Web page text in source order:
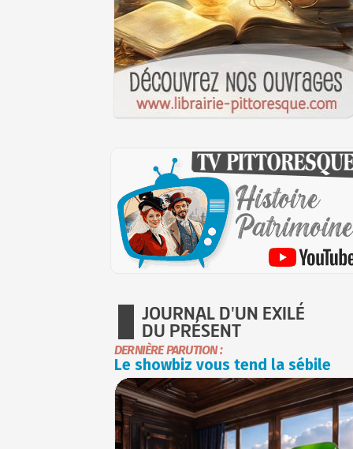
JOURNAL D'UN EXILÉ
DU PRÉSENT
DERNIÈRE PARUTION :
Le showbiz vous tend la sébile